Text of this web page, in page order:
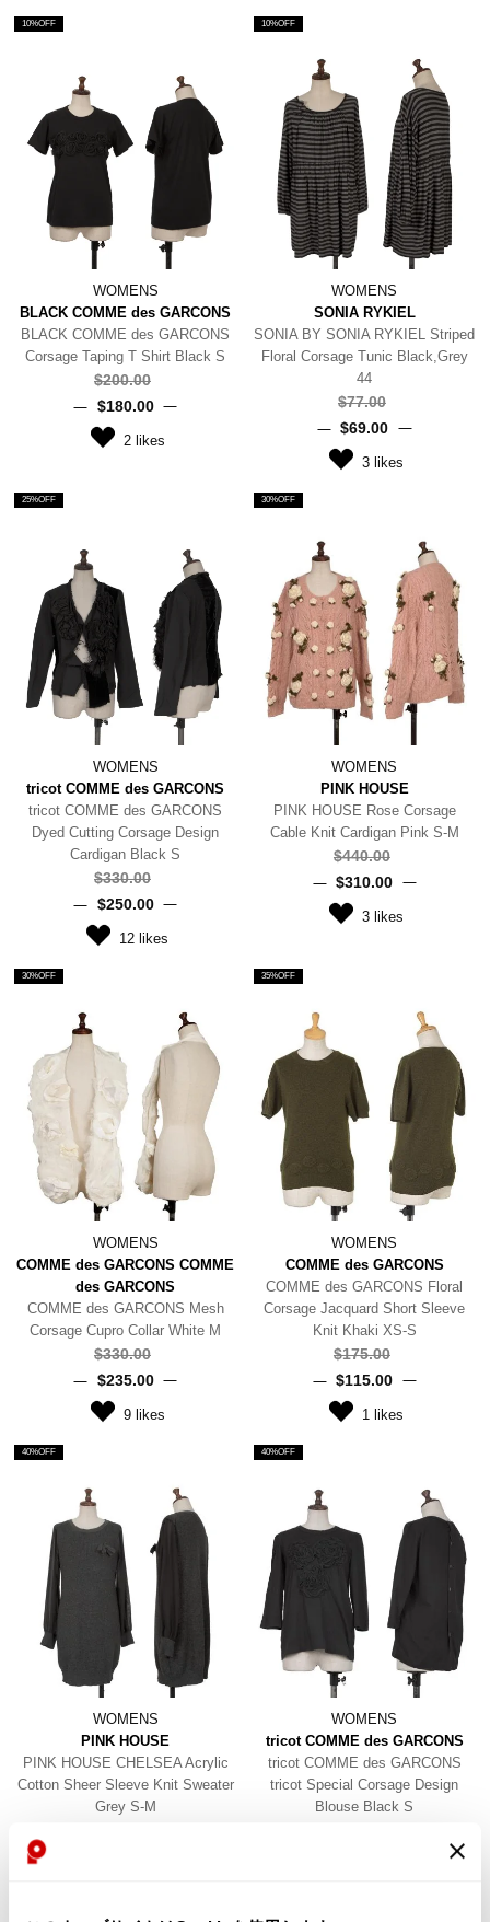
10%OFF
WOMENS
BLACK COMME des GARCONS
BLACK COMME des GARCONS
Corsage Taping T Shirt Black S
$‌200.00
$‌180.00
2likes
10%OFF
WOMENS
SONIA RYKIEL
SONIA BY SONIA RYKIEL Striped
Floral Corsage Tunic Black,Grey
44
$‌77.00
$‌69.00
3 likes
25%OFF
WOMENS
tricot COMME des GARCONS
tricot COMME des GARCONS
Dyed Cutting Corsage Design
Cardigan Black S
$‌330.00
$‌250.00
12 likes
30%OFF
WOMENS
PINK HOUSE
PINK HOUSE Rose Corsage
Cable Knit Cardigan Pink S-M
$‌440.00
$‌310.00
3 likes
30%OFF
WOMENS
COMME des GARCONS COMME
des GARCONS
COMME des GARCONS Mesh
Corsage Cupro Collar White M
$‌330.00
$‌235.00
9likes
35%OFF
WOMENS
COMME des GARCONS
COMME des GARCONS Floral
Corsage Jacquard Short Sleeve
Knit Khaki XS-S
$‌175.00
$‌115.00
1 likes
40%OFF
WOMENS
PINK HOUSE
PINK HOUSE CHELSEA Acrylic
Cotton Sheer Sleeve Knit Sweater
Grey S-M
40%OFF
WOMENS
tricot COMME des GARCONS
tricot COMME des GARCONS
tricot Special Corsage Design
Blouse Black S